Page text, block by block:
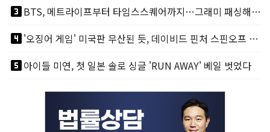
looks_3
BTS, 메트라이프부터 타임스스퀘어까지…그래미 패싱해도 미 대륙 꿀꺽
looks_4
'오징어 게임' 미국판 무산된 듯, 데이비드 핀처 스핀오프 철회
looks_5아이들 미연, 첫 일본 솔로 싱글 'RUN AWAY' 베일 벗었다